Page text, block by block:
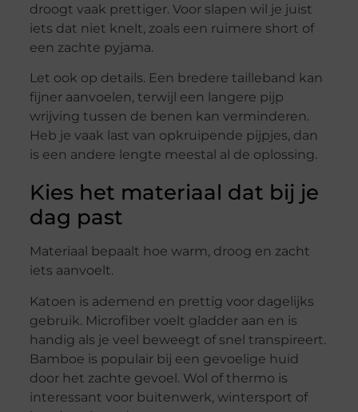
droogt vaak prettiger. Voor slapen wil je juist
iets dat niet knelt, zoals een ruimere short of
een zachte pyjama.
Let ook op details. Een bredere tailleband kan
fijner aanvoelen, terwijl een langere pijp
wrijving tussen de benen kan verminderen.
Heb je vaak last van opkruipende pijpjes, dan
is een andere lengte meestal al de oplossing.
Kies het materiaal dat bij je
dag past
Materiaal bepaalt hoe warm, droog en zacht
iets aanvoelt.
Katoen is ademend en prettig voor dagelijks
gebruik. Microfiber voelt gladder aan en is
handig als je veel beweegt of snel transpireert.
Bamboe is populair bij een gevoelige huid
door het zachte gevoel. Wol of thermo is
interessant voor buitenwerk, wintersport of